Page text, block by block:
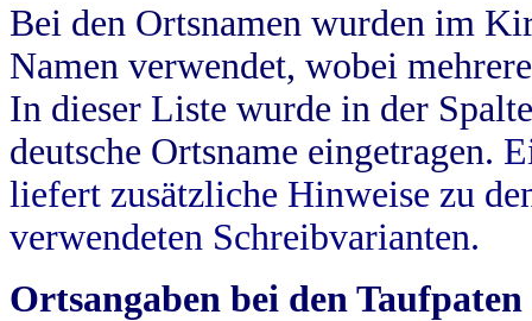
Bei den Ortsnamen wurden im
Namen verwendet, wobei
In dieser Liste wurde in der
deutsche Ortsname eingetragen.
liefert zusätzliche Hinweise zu
verwendeten Schreibvarianten.
Ortsangaben bei den Taufpaten